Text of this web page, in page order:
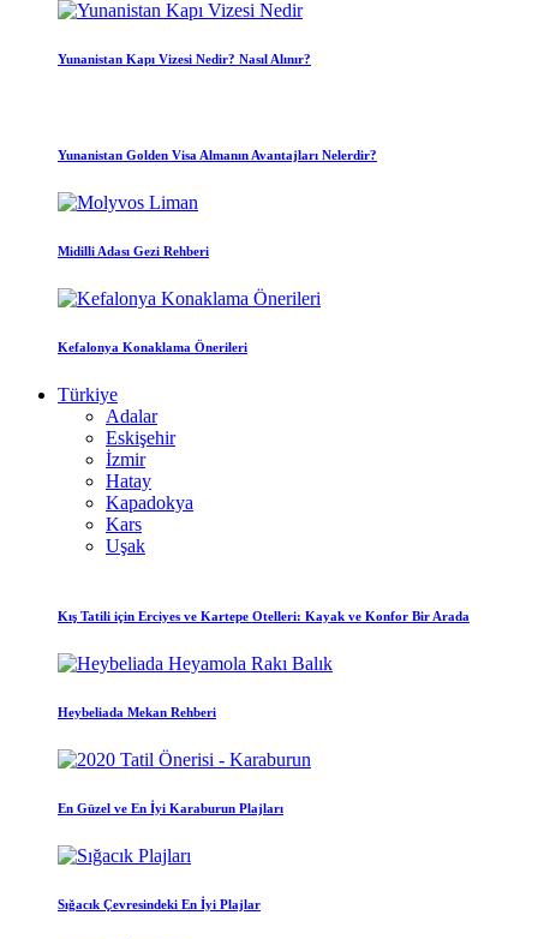
Yunanistan Kapı Vizesi Nedir? Nasıl Alınır?
Yunanistan Golden Visa Almanın Avantajları Nelerdir?
Midilli Adası Gezi Rehberi
Kefalonya Konaklama Önerileri
Türkiye
Adalar
Eskişehir
İzmir
Hatay
Kapadokya
Kars
Uşak
Kış Tatili için Erciyes ve Kartepe Otelleri: Kayak ve Konfor Bir Arada
Heybeliada Mekan Rehberi
En Güzel ve En İyi Karaburun Plajları
Sığacık Çevresindeki En İyi Plajlar